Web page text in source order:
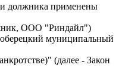
должника применены
ООО "Риндайл")
муниципальный
(далее - Закон